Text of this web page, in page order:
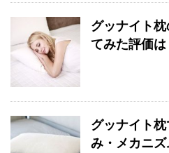
グッナイト
てみた評価は
グッナイト
み・メカニ